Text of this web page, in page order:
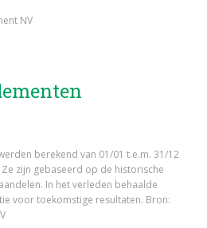
NV
berekend van 01/01 t.e.m. 31/12
zijn gebaseerd op de historische
In het verleden behaalde
voor toekomstige resultaten. Bron: